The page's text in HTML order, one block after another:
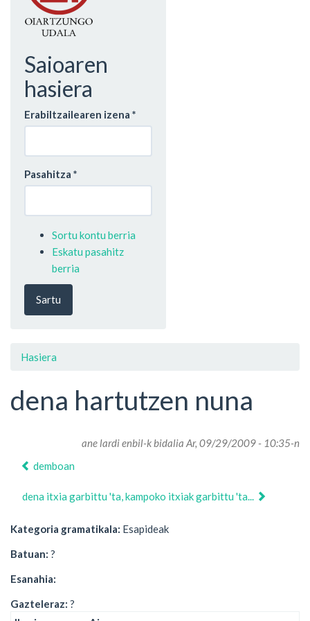
Saioaren
hasiera
Erabiltzailearen izena *
Pasahitza *
Sortu kontu berria
Eskatu pasahitz
berria
Sartu
Hasiera
dena hartutzen nuna
ane lardi enbil-k bidalia Ar, 09/29/2009 - 10:35-n
demboan
dena itxia garbittu 'ta, kampoko itxiak garbittu 'ta...
Kategoria gramatikala: Esapideak
Batuan: ?
Esanahia:
Gazteleraz: ?